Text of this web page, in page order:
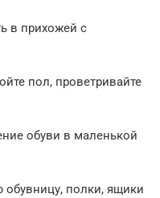
в прихожей с
пол, проветривайте
обуви в маленькой
обувницу, полки, ящики